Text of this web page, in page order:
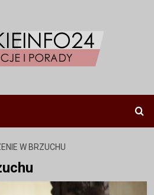
W BRZUCHU